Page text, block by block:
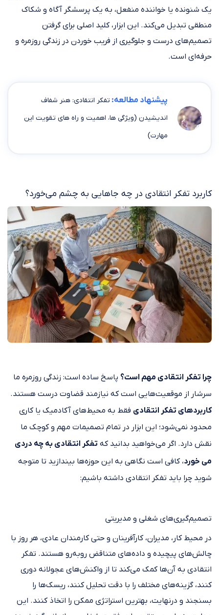
یک شنونده یا خواننده منفعل، به یک پرسشگر آگاه و شکاک
منطقی تبدیل می‌کند. این ابزار، کلید اصلی برای گرفتن
تصمیم‌های درست و جلوگیری از فریب خوردن در زندگی روزمره و
حرفه‌ای است.
پیشنهاد مطالعه: تفکر انتقادی: هنر شفاف
اندیشیدن (ویژگی ها، اهمیت و راه های تقویت این
مهارت)
کاربرد تفکر انتقادی در چه جاهایی به چشم می‌خورد؟
چرا تفکر انتقادی مهم است؟ پاسخ ساده است: زندگی روزمره ما
سرشار از موقعیت‌هایی است که نیازمند قضاوت درست هستند.
کاربردهای تفکر انتقادی فقط به محیط‌های آکادمیک یا کاری
محدود نمی‌شود؛ این ابزار در تمام تصمیمات مهم و کوچک ما
نقش دارد. اگر می‌خواهید بدانید که تفکر انتقادی به چه دردی
می خورد، کافی است نگاهی به این حوزه‌ها بیندازید تا متوجه
شوید چرا باید تفکر انتقادی داشته باشیم:
تصمیم‌گیری‌های شغلی و مدیریتی
در محیط کار، مدیران، کارآفرینان و حتی کارمندان عادی، هر روز با
چالش‌های پیچیده و داده‌های متناقض روبه‌رو هستند. تفکر
انتقادی به آن‌ها کمک می‌کند تا از واکنش‌های عجولانه دوری
کنند، گزینه‌های مختلف را با دقت تحلیل کنند، ریسک‌ها را
بسنجند و درنهایت، بهترین استراتژی ممکن را اتخاذ کنند. این